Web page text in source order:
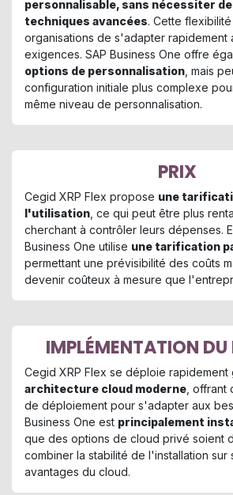
personnalisable, sans nécessiter
techniques avancées. Cette
organisations de s'adapter rapidement
exigences. SAP Business One offre
options de personnalisation, mais
configuration initiale plus complexe
même niveau de personnalisation.
PRIX
Cegid XRP Flex propose une
l'utilisation, ce qui peut être plus
cherchant à contrôler leurs dépenses.
Business One utilise une tarification
permettant une prévisibilité des coûts
devenir coûteux à mesure que
IMPLÉMENTATION DU
Cegid XRP Flex se déploie rapidement
architecture cloud moderne, offrant
de déploiement pour s'adapter aux
Business One est principalement
que des options de cloud privé soient
combiner la stabilité de l'installation sur
avantages du cloud.